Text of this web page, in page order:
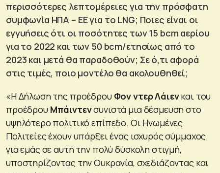
περισσότερες λεπτομέρειες για την πρόσφατη
συμφωνία ΗΠΑ – ΕΕ για το LNG; Ποιες είναι οι
εγγυήσεις ότι οι ποσότητες των 15 bcm αερίου
για το 2022 και των 50 bcm/ετησίως από το
2023 και μετά θα παραδοθούν; Σε ό,τι αφορά
στις τιμές, ποιο μοντέλο θα ακολουθηθεί;
«Η Δήλωση της προέδρου Φον ντερ Λάιενκαι του
προέδρου Μπάιντενσυνιστά μια δέσμευση στο
υψηλότερο πολιτικό επίπεδο. Οι Ηνωμένες
Πολιτείες έχουν υπάρξει ένας ισχυρός σύμμαχος
για εμάς σε αυτή την πολύ δύσκολη στιγμή,
υποστηρίζοντας την Ουκρανία, σχεδιάζοντας και